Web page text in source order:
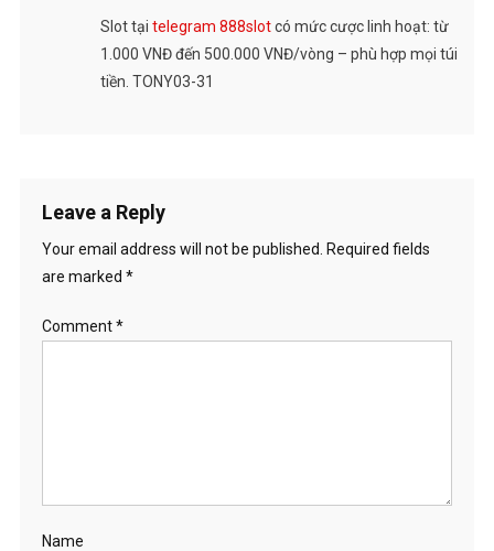
Slot tại telegram 888slotcó mức cược linh hoạt: từ
1.000 VNĐ đến 500.000 VNĐ/vòng – phù hợp mọi túi
tiền. TONY03-31
Leave a Reply
Your email address will not be published. Required fields
are marked *
Comment*
Name